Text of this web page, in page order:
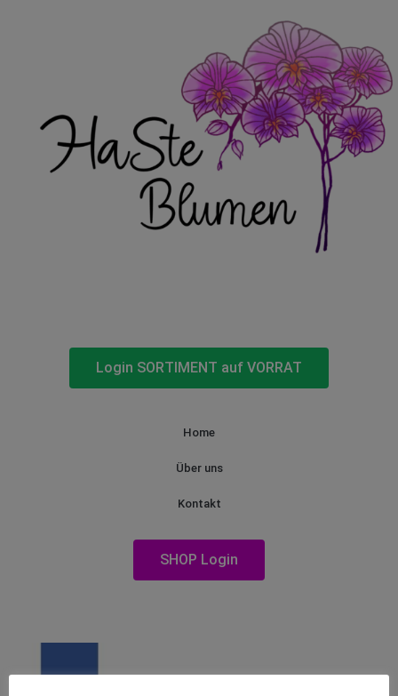
Login SORTIMENT auf VORRAT
Home
Über uns
Kontakt
SHOP Login